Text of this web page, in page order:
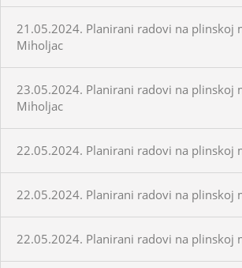
21.05.2024. Planirani radovi na plinskoj
Miholjac
23.05.2024. Planirani radovi na plinskoj
Miholjac
22.05.2024. Planirani radovi na plinskoj
22.05.2024. Planirani radovi na plinskoj
22.05.2024. Planirani radovi na plinskoj